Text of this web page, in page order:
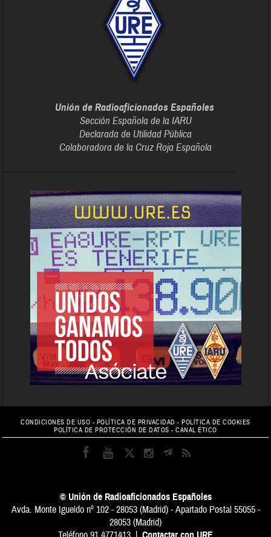
Unión de Radioaficionados Españoles
Sección Española de la IARU
Declarada de Utilidad Pública
Colaboradora de la Cruz Roja Española
CONDICIONES DE USO - POLÍTICA DE PRIVACIDAD -POLÍTICA DE COOKIES
POLÍTICA DE PROTECCIÓN DE DATOS -CANAL ÉTICO
© Unión de Radioaficionados Españoles
Avda. Monte Igueldo nº 102 - 28053 (Madrid) - Apartado Postal 55055 -
28053 (Madrid)